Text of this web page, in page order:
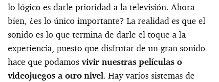
lo lógico es darle prioridad a la televisión. Ahora
bien, ¿es lo único importante? La realidad es que el
sonido es lo que termina de darle el toque a la
experiencia, puesto que disfrutar de un gran sonido
hace que podamosvivir nuestras películas o
videojuegos a otro nivel. Hay varios sistemas de